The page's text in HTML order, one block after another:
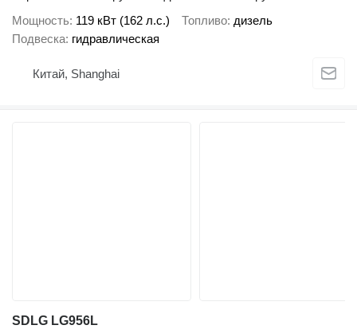
Мощность 119 кВт (162 л.с.) Топливо дизель
Подвеска гидравлическая
Китай, Shanghai
SDLG LG956L